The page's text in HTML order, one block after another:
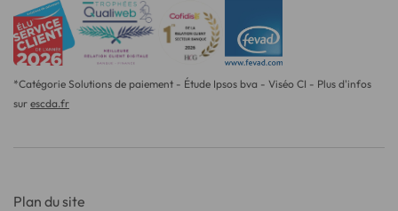
*Catégorie Solutions de paiement - Étude Ipsos bva - Viséo CI - Plus d'infos
sur escda.fr
Plan du site